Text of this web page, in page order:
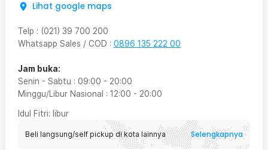
Lihat google maps
Telp : (021) 39 700 200
Whatsapp Sales / COD : 0896 135 222 00
Jam buka:
Senin - Sabtu : 09:00 - 20:00
Minggu/Libur Nasional : 12:00 - 20:00
Idul Fitri: libur
Beli langsung/self pickup di kota lainnya Selengkapnya